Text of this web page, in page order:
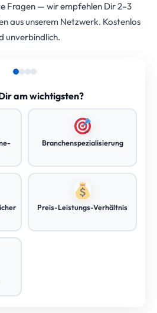
Fragen — wir empfehlen Dir 2–3
aus unserem Netzwerk. Kostenlos
unverbindlich.
am wichtigsten?
Branchenspezialisierung
Preis-Leistungs-Verhältnis